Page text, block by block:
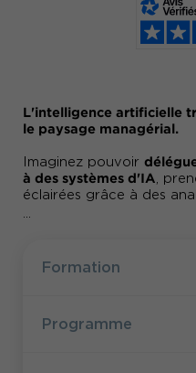
L'intelligence artificielle
le paysage managérial.
Imaginez pouvoir
à des systèmes d'IA,
éclairées grâce à des
décision rapide et efficace.
dans sa stratégie
pour intégrer l'IA dans
...
Formation
Programme